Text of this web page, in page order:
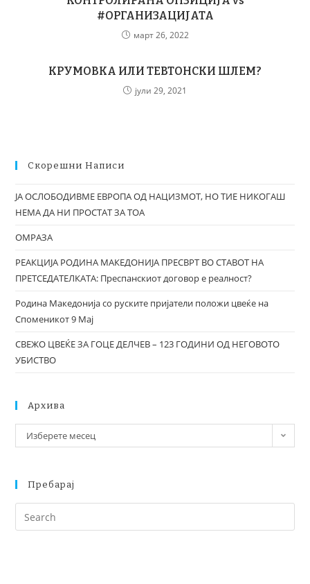
#ОРГАНИЗАЦИЈАТА
март 26, 2022
КРУМОВКА ИЛИ ТЕВТОНСКИ ШЛЕМ?
јули 29, 2021
Скорешни Написи
ЈА ОСЛОБОДИВМЕ ЕВРОПА ОД НАЦИЗМОТ, НО ТИЕ НИКОГАШ
НЕМА ДА НИ ПРОСТАТ ЗА ТОА
ОМРАЗА
РЕАКЦИЈА РОДИНА МАКЕДОНИЈА ПРЕСВРТ ВО СТАВОТ НА
ПРЕТСЕДАТЕЛКАТА: Преспанскиот договор е реалност?
Родина Македонија со руските пријатели положи цвеќе на
Споменикот 9 Мај
СВЕЖО ЦВЕЌЕ ЗА ГОЦЕ ДЕЛЧЕВ – 123 ГОДИНИ ОД НЕГОВОТО
УБИСТВО
Архива
Изберете месец
Пребарај